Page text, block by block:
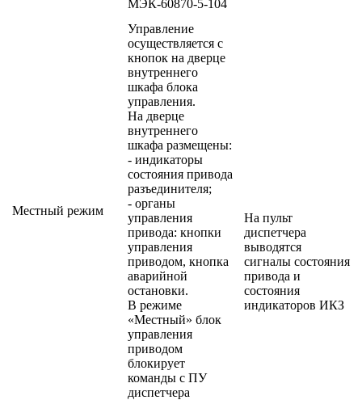
МЭК-60870-5-104
На пульт
диспетчера
выводятся
сигналы состояния
привода и
состояния
индикаторов ИКЗ
Местный режим
Управление
осуществляется с
кнопок на дверце
внутреннего
шкафа блока
управления.
На дверце
внутреннего
шкафа размещены:
- индикаторы
состояния привода
разъединителя;
- органы
управления
привода: кнопки
управления
приводом, кнопка
аварийной
остановки.
В режиме
«Местный» блок
управления
приводом
блокирует
команды с ПУ
диспетчера